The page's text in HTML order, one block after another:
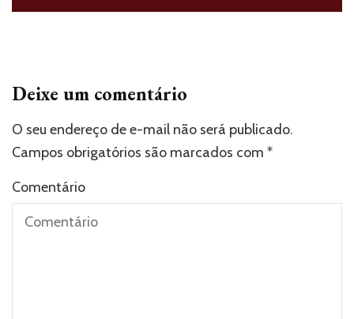
Deixe um comentário
O seu endereço de e-mail não será publicado.
Campos obrigatórios são marcados com *
Comentário